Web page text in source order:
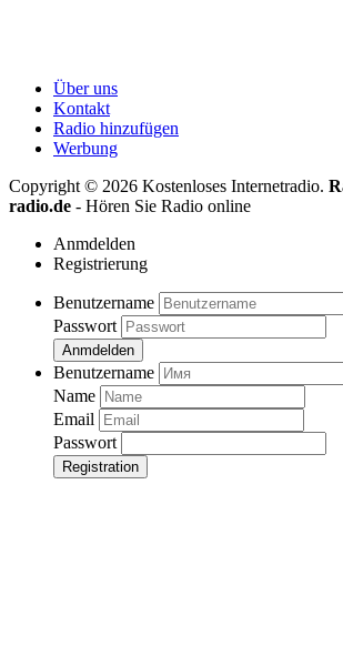
Über uns
Kontakt
Radio hinzufügen
Werbung
Copyright © 2026 Kostenloses Internetradio.
radio.de - Hören Sie Radio online
Anmdelden
Registrierung
Benutzername
Passwort
Anmdelden
Benutzername
Name
Email
Passwort
Registration